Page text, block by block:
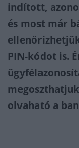
indított,
és most már
PIN-kódot is.
olvaható a